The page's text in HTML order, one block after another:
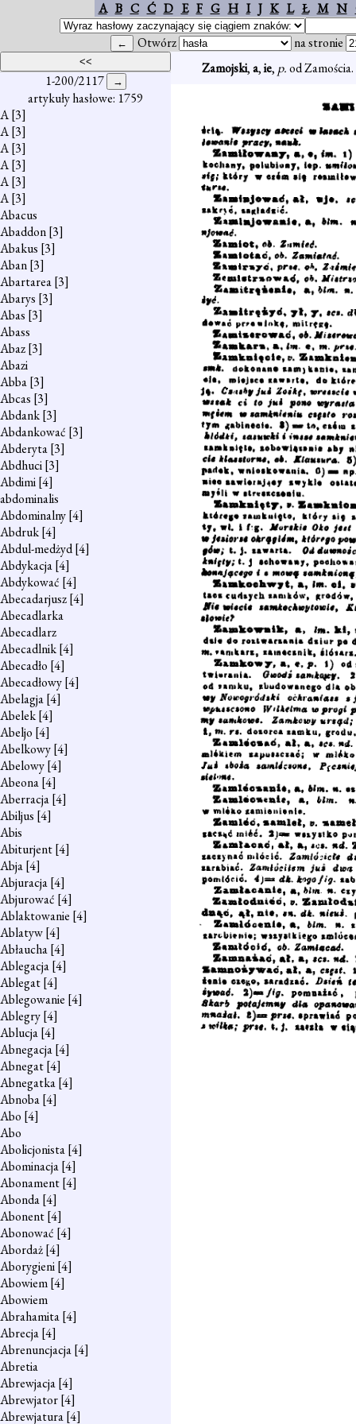
A B C Ć D E F G H I J K L Ł M N
Otwórz na stronie
1-200/2117
artykuły hasłowe: 1759
A[3]
A[3]
A[3]
A[3]
A[3]
A[3]
Abacus
Abaddon[3]
Abakus [3]
Aban[3]
Abartarea[3]
Abarys [3]
Abas [3]
Abass
Abaz[3]
Abazi
Abba[3]
Abcas [3]
Abdank[3]
Abdankować [3]
Abderyta[3]
Abdhuci[3]
Abdimi[4]
abdominalis
Abdominalny[4]
Abdruk[4]
Abdul-medżyd[4]
Abdykacja[4]
Abdykować [4]
Abecadarjusz[4]
Abecadlarka
Abecadlarz
Abecadlnik[4]
Abecadło [4]
Abecadłowy[4]
Abelagja[4]
Abelek[4]
Abeljo [4]
Abelkowy[4]
Abelowy[4]
Abeona[4]
Aberracja[4]
Abiljus [4]
Abis
Abiturjent[4]
Abja[4]
Abjuracja[4]
Abjurować [4]
Ablaktowanie [4]
Ablatyw[4]
Abłaucha[4]
Ablegacja[4]
Ablegat[4]
Ablegowanie [4]
Ablegry[4]
Ablucja[4]
Abnegacja[4]
Abnegat[4]
Abnegatka[4]
Abnoba[4]
Abo [4]
Abo
Abolicjonista[4]
Abominacja[4]
Abonament[4]
Abonda[4]
Abonent[4]
Abonować [4]
Abordaż[4]
Aborygieni[4]
Abowiem[4]
Abowiem
Abrahamita[4]
Abrecja[4]
Abrenuncjacja[4]
Abretia
Abrewjacja[4]
Abrewjator[4]
Abrewjatura[4]
Zamojski,a,ie, p.od Zamościa.